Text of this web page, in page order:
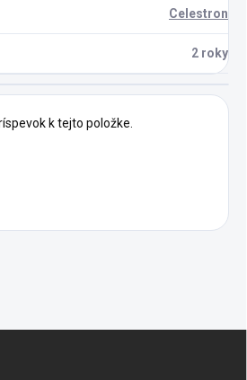
Celestron
2 roky
k tejto položke.